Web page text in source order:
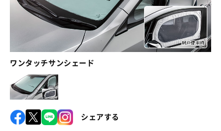
ワンタッチサンシェード
シェアする